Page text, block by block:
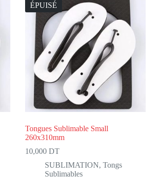
ÉPUISÉ
Tongues Sublimable Small
260x310mm
10,000 DT
SUBLIMATION, Tongs
Sublimables